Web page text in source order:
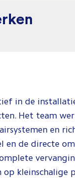
in de
Het team
en
en de directe
kleinschalige